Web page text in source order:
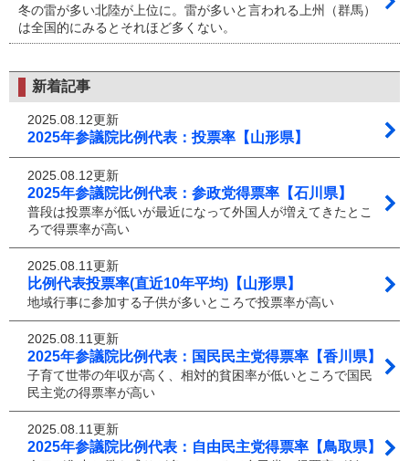
冬の雷が多い北陸が上位に。雷が多いと言われる上州（群馬）
は全国的にみるとそれほど多くない。
新着記事
2025.08.12更新
2025年参議院比例代表：投票率【山形県】
2025.08.12更新
2025年参議院比例代表：参政党得票率【石川県】
普段は投票率が低いが最近になって外国人が増えてきたとこ
ろで得票率が高い
2025.08.11更新
比例代表投票率(直近10年平均)【山形県】
地域行事に参加する子供が多いところで投票率が高い
2025.08.11更新
2025年参議院比例代表：国民民主党得票率【香川県】
子育て世帯の年収が高く、相対的貧困率が低いところで国民
民主党の得票率が高い
2025.08.11更新
2025年参議院比例代表：自由民主党得票率【鳥取県】